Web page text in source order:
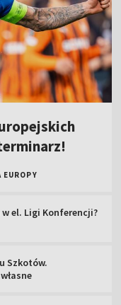
EUROPY
w el. Ligi Konferencji?
Szkotów.